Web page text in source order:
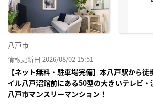
八戸市
情報更新日 2026/08/02 15:51
【ネット無料・駐車場完備】本八戸駅から
イル八戸沼館前にある50型の大きいテレビ
八戸市マンスリーマンション！